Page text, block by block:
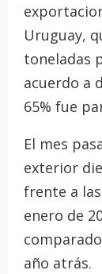
Uruguay,
toneladas
acuerdo a
65% fue
El mes
exterior
frente a
enero de
año atrás.